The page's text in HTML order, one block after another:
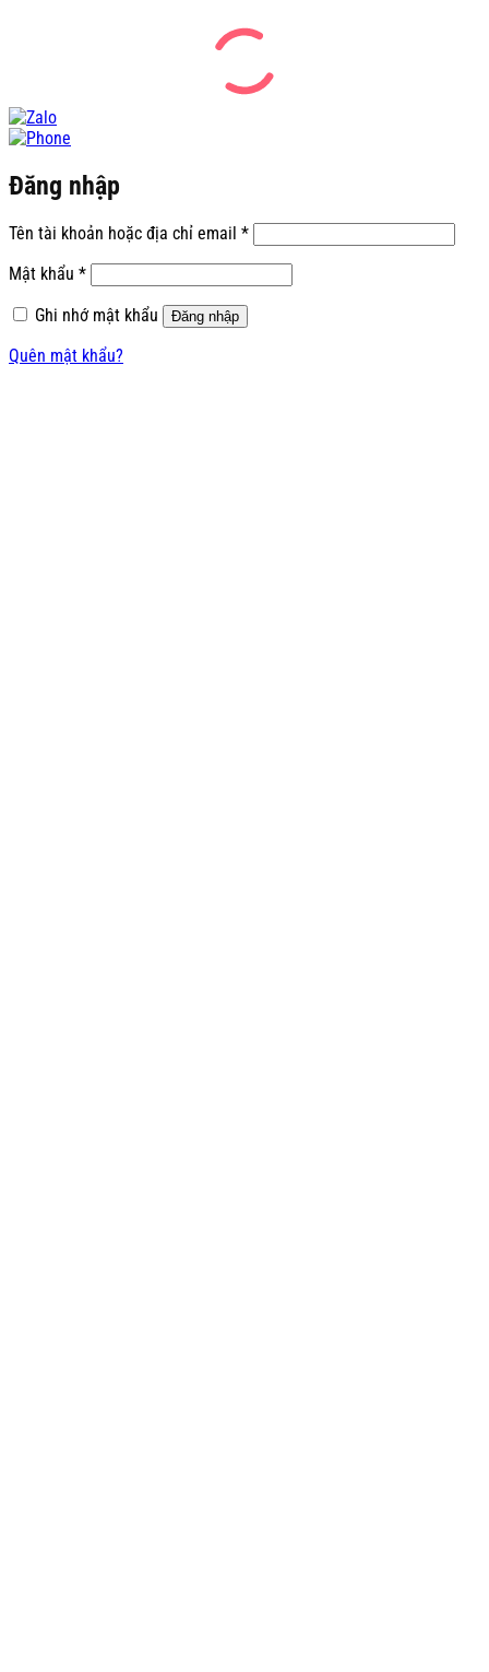
Đăng nhập
Tên tài khoản hoặc địa chỉ email *Bắt
buộc
Mật khẩu *Bắt
buộc
Ghi nhớ mật khẩu
Đăng nhập
Quên mật khẩu?